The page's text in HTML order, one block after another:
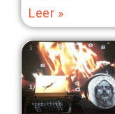
Leer »